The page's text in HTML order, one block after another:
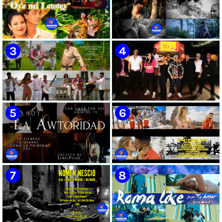
🟡 Susel Gómez (La China) ||
¨Oye Mi Leloley¨ || Director:
Onelio Jesús Larralde González
|| Música popular bailable
cubana || Videoclip || CUBA
🟢 Pirro | ¨Vuelve a mi¨ |
Videoclip | Música Urbana
Cubana | Artistas Cubanos |
Canción | CUBA
🟡 Tico González - ¨Aunque se
pare la mula¨ - Videoclip -
Dirección: John Meriles -
Roberto C. González
🔴 Osmani García & Varios
Artistas | ¨Chupi Chupi¨ |
Director: Joel Guilian | Videoclip
| Música Urbana Cubana |
Artistas Cubanos | Canción |
CUBA
🟢 Hanoy La Awtoridad |
¨Siempre Tú¨ | Director:
🟡 Ronald & El Karnal de Cuba
- ¨Que bonito es el amor¨ 📺